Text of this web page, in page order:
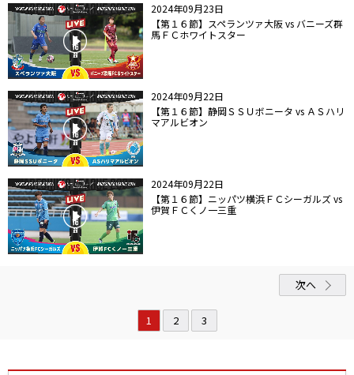
2024年09月23日
【第１６節】スペランツァ大阪 vs バニーズ群
馬ＦＣホワイトスター
2024年09月22日
【第１６節】静岡ＳＳＵボニータ vs ＡＳハリ
マアルビオン
2024年09月22日
【第１６節】ニッパツ横浜ＦＣシーガルズ vs
伊賀ＦＣくノ一三重
1 2 3
次へ